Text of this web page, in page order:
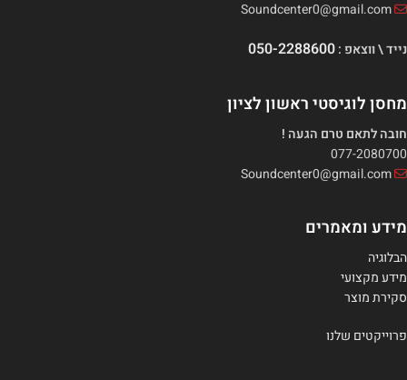
נייד \ ווצאפ :050-2288600
מחסן לוגיסטי ראשון לציון
חובה לתאם טרם הגעה !
077-2080700
מידע ומאמרים
הבלוגיה
מידע מקצועי
סקירת מוצר
פרוייקטים שלנו